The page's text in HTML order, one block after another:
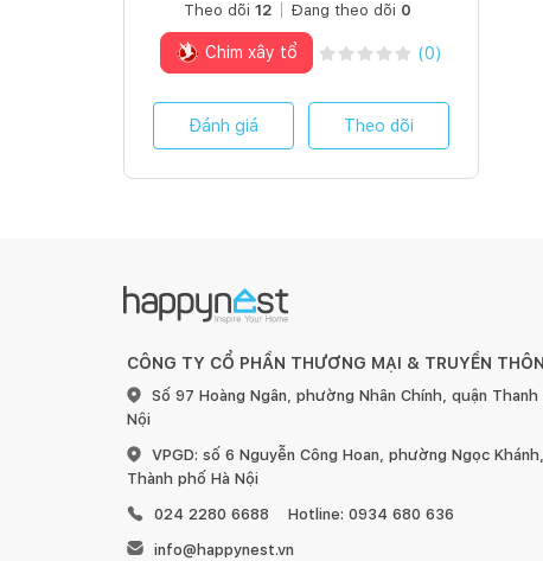
Theo dõi 12 Đang theo dõi 0
Chim xây tổ (0)
Đánh giá Theo dõi
CÔNG TY CỔ PHẦN THƯƠNG MẠI & TRUYỀN
Số 97 Hoàng Ngân, phường Nhân Chính, quận
Nội
VPGD: số 6 Nguyễn Công Hoan, phường Ngọc
Thành phố Hà Nội
024 2280 6688
Hotline: 0934 680 636
info@happynest.vn